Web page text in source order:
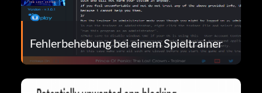
Fehlerbehebung bei einem Spieltrainer